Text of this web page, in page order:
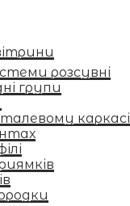
розсувні
групи
каркасі